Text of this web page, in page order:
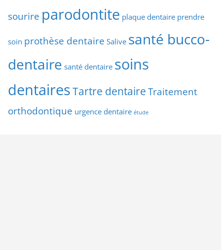
sourire parodontite plaque dentaire prendre
soin prothèse dentaire Salive santé bucco-
dentaire santé dentaire soins
dentairesTartre dentaire Traitement
orthodontique urgence dentaire étude